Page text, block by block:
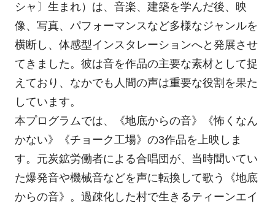
シャ〕生まれ）は、音楽、建築を学んだ後、映
像、写真、パフォーマンスなど多様なジャンルを
横断し、体感型インスタレーションへと発展させ
てきました。彼は音を作品の主要な素材として捉
えており、なかでも人間の声は重要な役割を果た
しています。
本プログラムでは、《地底からの音》《怖くなん
かない》《チョーク工場》の3作品を上映しま
す。元炭鉱労働者による合唱団が、当時聞いてい
た爆発音や機械音などを声に転換して歌う《地底
からの音》。過疎化した村で生きるティーンエイ